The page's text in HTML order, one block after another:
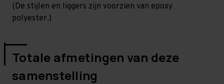
(De stijlen en liggers zijn voorzien van epoxy
polyester.)
Totale afmetingen van deze
samenstelling